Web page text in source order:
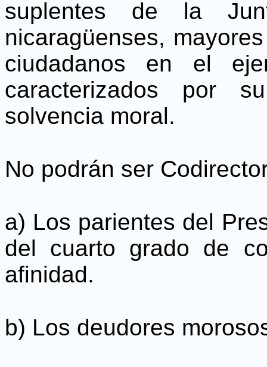
suplentes de la
nicaragüenses,
ciudadanos en el
caracterizados por
solvencia moral.
No podrán ser
a) Los parientes del
del cuarto grado de
afinidad.
b) Los deudores